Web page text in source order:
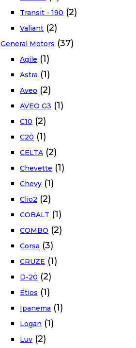
Transit - 190 (2)
Valiant (2)
General Motors (37)
Agile (1)
Astra (1)
Aveo (2)
AVEO G3 (1)
C10 (2)
C20 (1)
CELTA (2)
Chevette (1)
Chevy (1)
Clio2 (2)
COBALT (1)
COMBO (2)
Corsa (3)
CRUZE (1)
D-20 (2)
Etios (1)
Ipanema (1)
Logan (1)
Luv (2)